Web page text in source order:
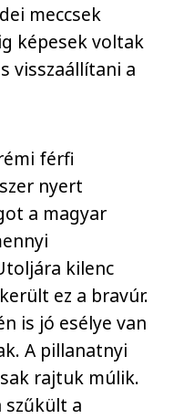
meccsek
képesek voltak
visszaállítani a
férfi
nyert
a magyar
kilenc
ez a bravúr.
is jó esélye van
A pillanatnyi
rajtuk múlik.
szűkült a